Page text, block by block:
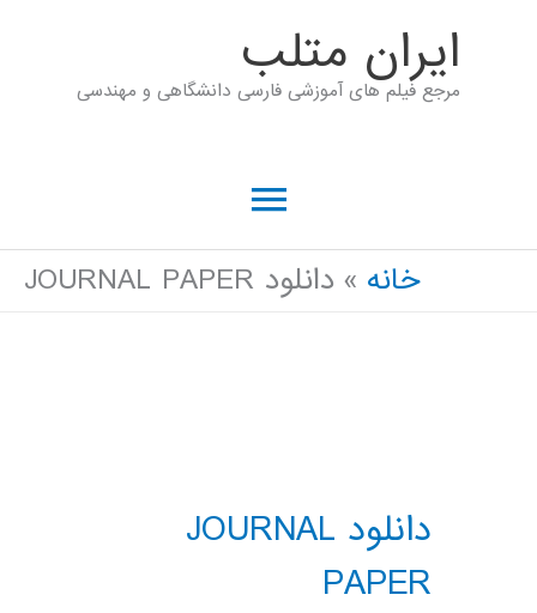
ايران متلب
مرجع فیلم های آموزشی فارسی دانشگاهی و مهندسی
فهرست
اصلی
خانه دانلود JOURNAL PAPER
دانلود JOURNAL
PAPER